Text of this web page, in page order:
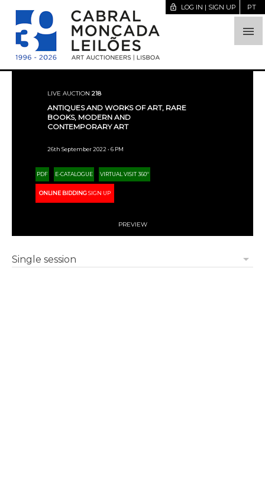

lock_open LOG IN | SIGN UP PT
LIVE AUCTION 218
ANTIQUES AND WORKS OF ART, RARE
BOOKS, MODERN AND
CONTEMPORARY ART
26th September 2022 • 6 PM
PDF E-CATALOGUE VIRTUAL VISIT 360º
ONLINE BIDDINGSIGN UP
PREVIEW
arrow_drop_down
Single session